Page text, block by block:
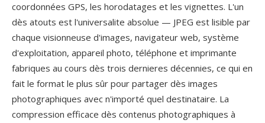
coordonnées GPS, les horodatages et les vignettes. L'un
dès atouts est l'universalite absolue — JPEG est lisible par
chaque visionneuse d'images, navigateur web, système
d'exploitation, appareil photo, téléphone et imprimante
fabriques au cours dès trois dernieres décennies, ce qui en
fait le format le plus sûr pour partager dès images
photographiques avec n'importé quel destinataire. La
compression efficace dès contenus photographiques à